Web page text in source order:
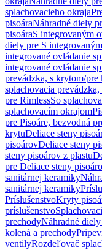
splachovacieho okraja
pisoáraNáhradné diely
pisoáraS integrovaným
diely pre S
integrované ovládanie
integrované ovládanie
prevádzka, s krytom/pre
splachovacia
pre RimlessSo
splachovacím okrajom
pre Pisoáre, bezvodná
krytuDeliace steny
pisoárovDeliace steny
steny pisoárov z plastu
pre Deliace steny
sanitárnej keramiky
sanitárnej keramiky
PríslušenstvoKryty
príslušenstvo
prechodyNáhradné
kolená a prechody
ventilyRozdeľovač